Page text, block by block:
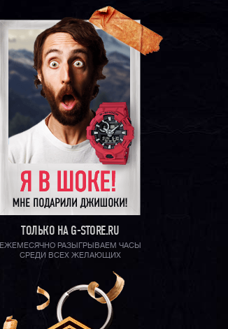
ТОЛЬКО НА G-STORE.RU
ЕЖЕМЕСЯЧНО РАЗЫГРЫВАЕМ ЧАСЫ
СРЕДИ ВСЕХ ЖЕЛАЮЩИХ